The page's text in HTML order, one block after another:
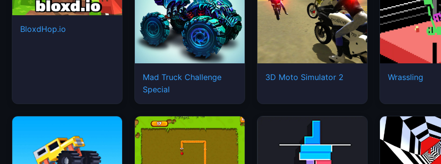
BloxdHop.io
Mad Truck Challenge
Special
3D Moto Simulator 2 Wrassling